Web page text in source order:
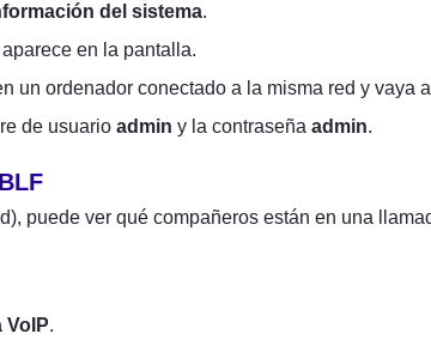
del sistema.
en la pantalla.
un ordenador conectado a la misma red y vaya
de usuario admin y la contraseña admin.
puede ver qué compañeros están en una
VoIP.